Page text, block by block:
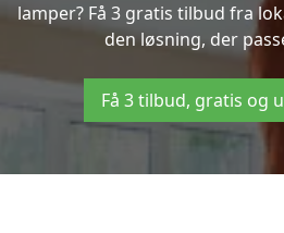
lamper? Få 3 gratis tilbud fra
den løsning, der
Få 3 tilbud, gratis og